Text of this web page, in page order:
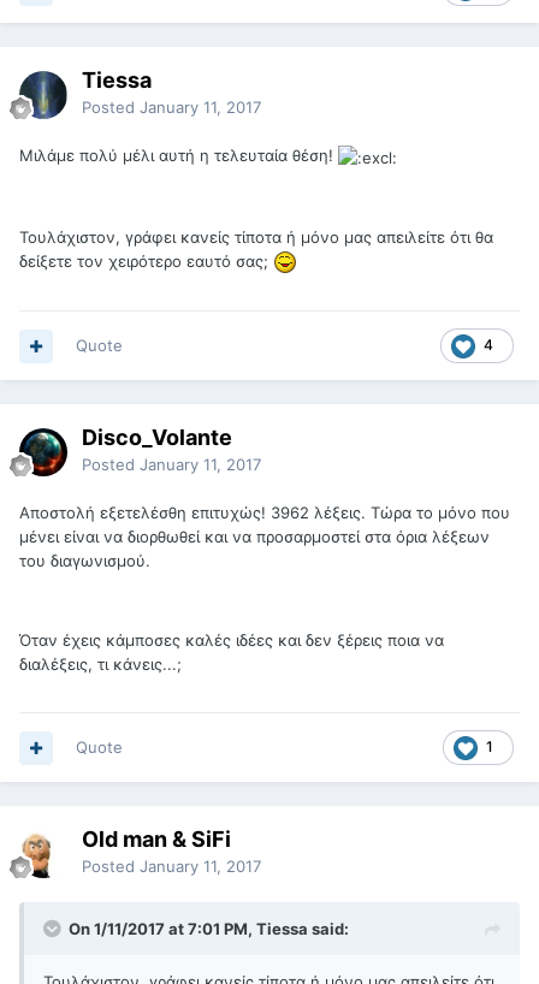
Tiessa
Posted January 11, 2017
Μιλάμε πολύ μέλι αυτή η τελευταία θέση!
Τουλάχιστον, γράφει κανείς τίποτα ή μόνο μας απειλείτε ότι θα
δείξετε τον χειρότερο εαυτό σας;
4
Quote
Disco_Volante
Posted January 11, 2017
Αποστολή εξετελέσθη επιτυχώς! 3962 λέξεις. Τώρα το μόνο που
μένει είναι να διορθωθεί και να προσαρμοστεί στα όρια λέξεων
του διαγωνισμού.
Όταν έχεις κάμποσες καλές ιδέες και δεν ξέρεις ποια να
διαλέξεις, τι κάνεις...;
1
Quote
Old man & SiFi
Posted January 11, 2017
On 1/11/2017 at 7:01 PM, Tiessa said: